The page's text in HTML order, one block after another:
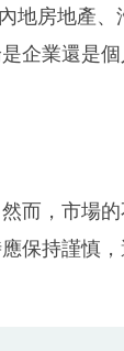
地房地產、
企業還是
而，市場的
保持謹慎